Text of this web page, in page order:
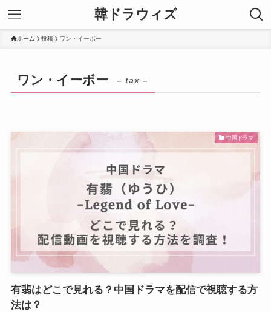
韓ドラウィズ
ホーム 投稿 ワン・イーボー
ワン・イーボー – tax –
中国ドラマ
有翡はどこで見れる？中国ドラマを配信で視聴する方
法は？